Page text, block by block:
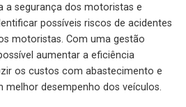
a segurança dos motoristas e
possíveis riscos de acidentes
motoristas. Com uma gestão
aumentar a eficiência
os custos com abastecimento e
melhor desempenho dos veículos.